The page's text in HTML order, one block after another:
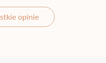
opinie